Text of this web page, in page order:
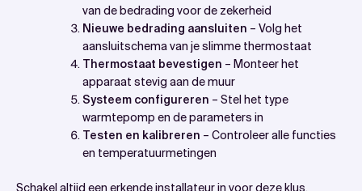
van de bedrading voor de zekerheid
Nieuwe bedrading aansluiten – Volg het
aansluitschema van je slimme thermostaat
Thermostaat bevestigen – Monteer het
apparaat stevig aan de muur
Systeem configureren – Stel het type
warmtepomp en de parameters in
Testen en kalibreren – Controleer alle functies
en temperatuurmetingen
Schakel altijd een erkende installateur in voor deze klus.